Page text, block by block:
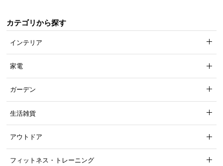
カテゴリから探す
インテリア
家電
ガーデン
生活雑貨
アウトドア
フィットネス・トレーニング